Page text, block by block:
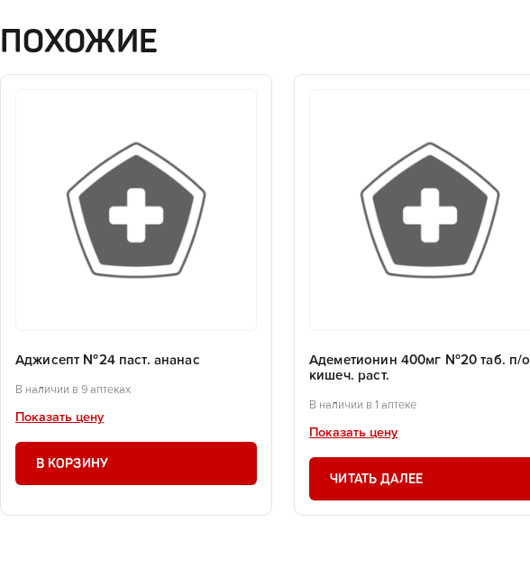
ПОХОЖИЕ
Аджисепт №24 паст. ананас
В наличии в 9 аптеках
Показать цену
В КОРЗИНУ
Адеметионин 400мг №20 таб. п/о
кишеч. раст.
В наличии в 1 аптеке
Показать цену
ЧИТАТЬ ДАЛЕЕ